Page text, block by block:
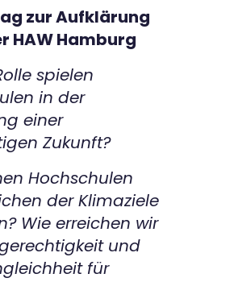
zur Aufklärung
HAW Hamburg
spielen
in der
einer
Zukunft?
Hochschulen
der Klimaziele
Wie erreichen wir
und
für